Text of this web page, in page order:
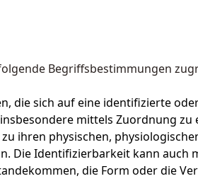
Begriffsbestimmungen
die sich auf eine identifizierte
mittels Zuordnung zu
ihren physischen,
Die Identifizierbarkeit kann auch
die Form oder die